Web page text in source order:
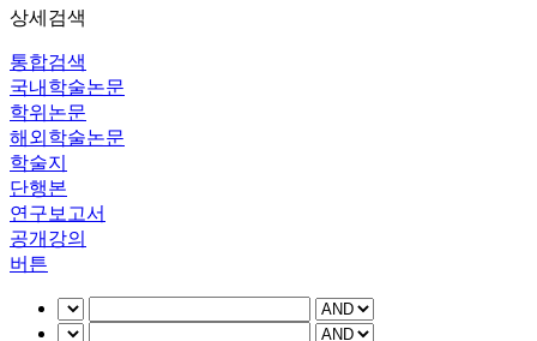
상세검색
통합검색
국내학술논문
학위논문
해외학술논문
학술지
단행본
연구보고서
공개강의
버튼